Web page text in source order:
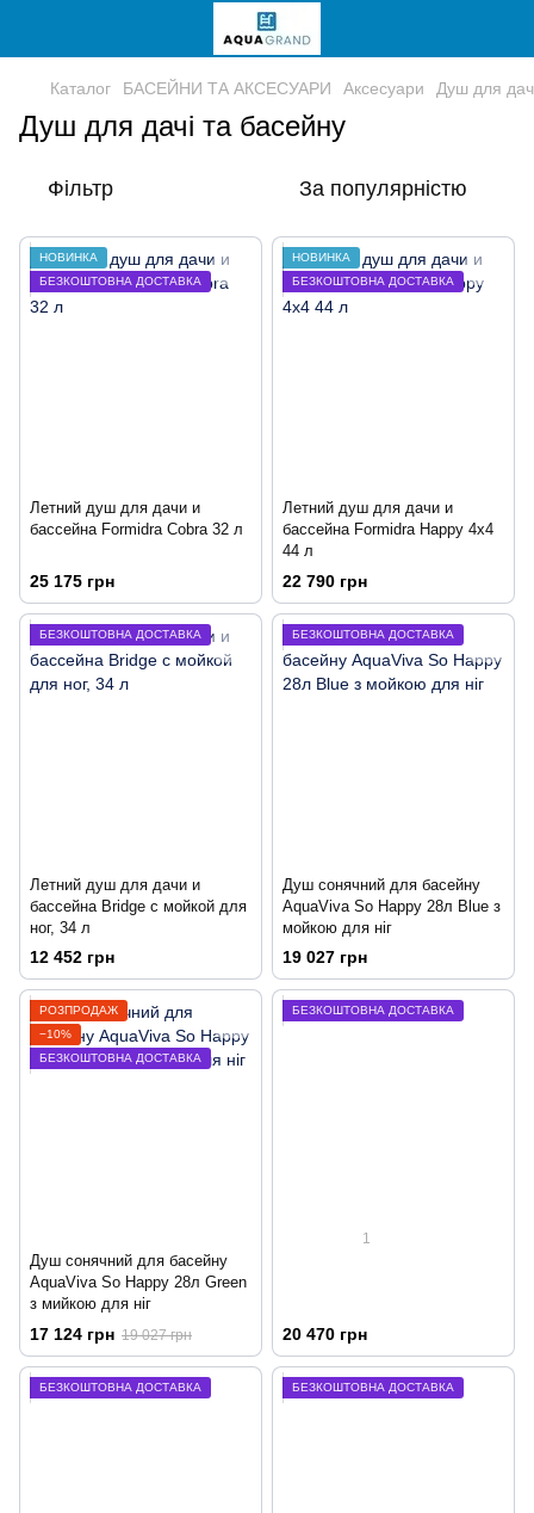
Каталог БАСЕЙНИ ТА АКСЕСУАРИ Аксесуари Душ для
Душ для дачі та басейну
Фільтр За популярністю
НОВИНКА
БЕЗКОШТОВНА ДОСТАВКА
Летний душ для дачи и
бассейна Formidra Cobra 32 л
25 175 грн
НОВИНКА
БЕЗКОШТОВНА ДОСТАВКА
Летний душ для дачи и
бассейна Formidra Happy 4x4
44 л
22 790 грн
БЕЗКОШТОВНА ДОСТАВКА
Летний душ для дачи и
бассейна Bridge с мойкой для
ног, 34 л
12 452 грн
БЕЗКОШТОВНА ДОСТАВКА
Душ сонячний для басейну
AquaViva So Happy 28л Blue з
мойкою для ніг
19 027 грн
РОЗПРОДАЖ
−10%
БЕЗКОШТОВНА ДОСТАВКА
Душ сонячний для басейну
AquaViva So Happy 28л Green
з мийкою для ніг
17 124 грн 19 027 грн
БЕЗКОШТОВНА ДОСТАВКА
1
20 470 грн
БЕЗКОШТОВНА ДОСТАВКА БЕЗКОШТОВНА ДОСТАВКА